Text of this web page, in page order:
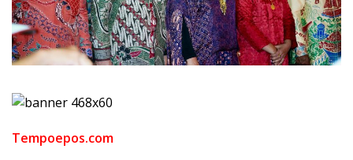
Tempoepos.com